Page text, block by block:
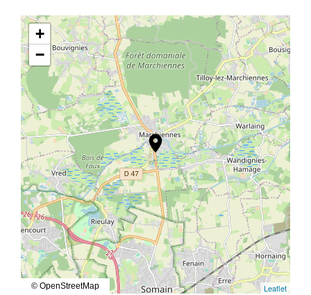
location_on
+
−
Leaflet
© OpenStreetMap